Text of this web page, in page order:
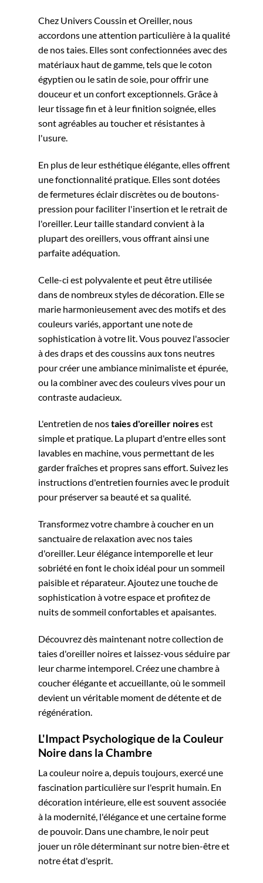
Chez Univers Coussin et Oreiller, nous
accordons une attention particulière à la qualité
de nos taies. Elles sont confectionnées avec des
matériaux haut de gamme, tels que le coton
égyptien ou le satin de soie, pour offrir une
douceur et un confort exceptionnels. Grâce à
leur tissage fin et à leur finition soignée, elles
sont agréables au toucher et résistantes à
l'usure.
En plus de leur esthétique élégante, elles offrent
une fonctionnalité pratique. Elles sont dotées
de fermetures éclair discrètes ou de boutons-
pression pour faciliter l'insertion et le retrait de
l'oreiller. Leur taille standard convient à la
plupart des oreillers, vous offrant ainsi une
parfaite adéquation.
Celle-ci est polyvalente et peut être utilisée
dans de nombreux styles de décoration. Elle se
marie harmonieusement avec des motifs et des
couleurs variés, apportant une note de
sophistication à votre lit. Vous pouvez l'associer
à des draps et des coussins aux tons neutres
pour créer une ambiance minimaliste et épurée,
ou la combiner avec des couleurs vives pour un
contraste audacieux.
L'entretien de nostaies d'oreiller noiresest
simple et pratique. La plupart d'entre elles sont
lavables en machine, vous permettant de les
garder fraîches et propres sans effort. Suivez les
instructions d'entretien fournies avec le produit
pour préserver sa beauté et sa qualité.
Transformez votre chambre à coucher en un
sanctuaire de relaxation avec nos taies
d'oreiller. Leur élégance intemporelle et leur
sobriété en font le choix idéal pour un sommeil
paisible et réparateur. Ajoutez une touche de
sophistication à votre espace et profitez de
nuits de sommeil confortables et apaisantes.
Découvrez dès maintenant notre collection de
taies d'oreiller noires et laissez-vous séduire par
leur charme intemporel. Créez une chambre à
coucher élégante et accueillante, où le sommeil
devient un véritable moment de détente et de
régénération.
L'Impact Psychologique de la Couleur
Noire dans la Chambre
La couleur noire a, depuis toujours, exercé une
fascination particulière sur l'esprit humain. En
décoration intérieure, elle est souvent associée
à la modernité, l'élégance et une certaine forme
de pouvoir. Dans une chambre, le noir peut
jouer un rôle déterminant sur notre bien-être et
notre état d'esprit.